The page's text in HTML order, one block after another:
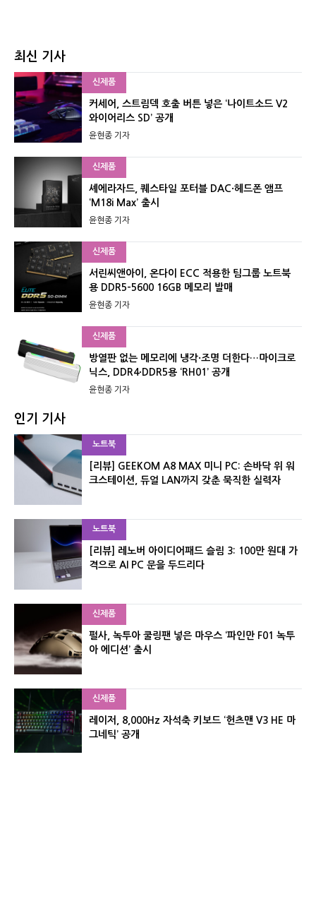
최신 기사
신제품
커세어, 스트림덱 호출 버튼 넣은 ‘나이트소드 V2
와이어리스 SD’ 공개
윤현종 기자
신제품
셰에라자드, 퀘스타일 포터블 DAC·헤드폰 앰프
‘M18i Max’ 출시
윤현종 기자
신제품
서린씨앤아이, 온다이 ECC 적용한 팀그룹 노트북
용 DDR5-5600 16GB 메모리 발매
윤현종 기자
신제품
방열판 없는 메모리에 냉각·조명 더한다…마이크로
닉스, DDR4·DDR5용 ‘RH01’ 공개
윤현종 기자
인기 기사
노트북
[리뷰] GEEKOM A8 MAX 미니 PC: 손바닥 위 워
크스테이션, 듀얼 LAN까지 갖춘 묵직한 실력자
노트북
[리뷰] 레노버 아이디어패드 슬림 3: 100만 원대 가
격으로 AI PC 문을 두드리다
신제품
펄사, 녹투아 쿨링팬 넣은 마우스 ‘파인만 F01 녹투
아 에디션’ 출시
신제품
레이저, 8,000Hz 자석축 키보드 ‘헌츠맨 V3 HE 마
그네틱’ 공개